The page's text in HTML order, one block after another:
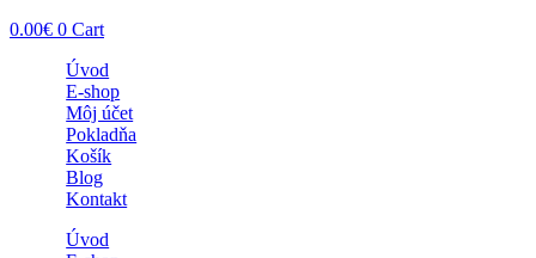
0.00€ 0 Cart
Úvod
E-shop
Môj účet
Pokladňa
Košík
Blog
Kontakt
Úvod